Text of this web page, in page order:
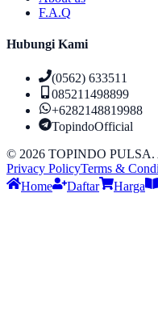
F.A.Q
Hubungi Kami
(0562) 633511
085211498899
+6282148819988
TopindoOfficial
© 2026 TOPINDO PULSA.
Privacy PolicyTerms &
Home
Daftar Harga